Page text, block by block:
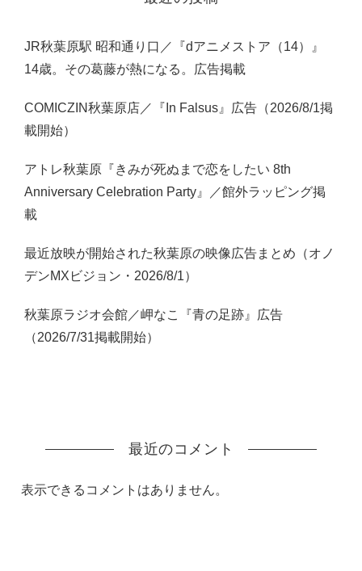
JR秋葉原駅 昭和通り口／『dアニメストア（14）』
14歳。その葛藤が熱になる。広告掲載
COMICZIN秋葉原店／『In Falsus』広告（2026/8/1掲
載開始）
アトレ秋葉原『きみが死ぬまで恋をしたい 8th
Anniversary Celebration Party』／館外ラッピング掲
載
最近放映が開始された秋葉原の映像広告まとめ（オノ
デンMXビジョン・2026/8/1）
秋葉原ラジオ会館／岬なこ『青の足跡』広告
（2026/7/31掲載開始）
最近のコメント
表示できるコメントはありません。